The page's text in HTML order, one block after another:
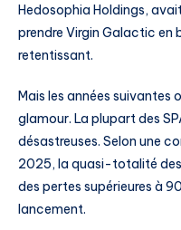
Hedosophia Holdings,
prendre Virgin Galactic en
retentissant.
Mais les années suivantes
glamour. La plupart des
désastreuses. Selon une
2025, la quasi-totalité
des pertes supérieures à
lancement.